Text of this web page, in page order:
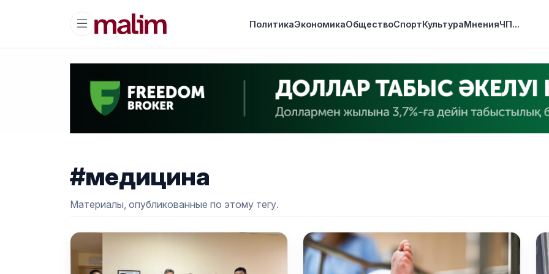
ПолитикаЭкономикаОбществоСпортКультураМненияЧП...
#медицина
Материалы, опубликованные по этому тегу.